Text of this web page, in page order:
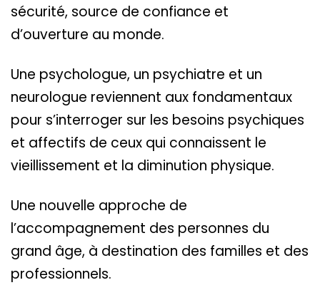
sécurité, source de confiance et
d’ouverture au monde.
Une psychologue, un psychiatre et un
neurologue reviennent aux fondamentaux
pour s’interroger sur les besoins psychiques
et affectifs de ceux qui connaissent le
vieillissement et la diminution physique.
Une nouvelle approche de
l’accompagnement des personnes du
grand âge, à destination des familles et des
professionnels.